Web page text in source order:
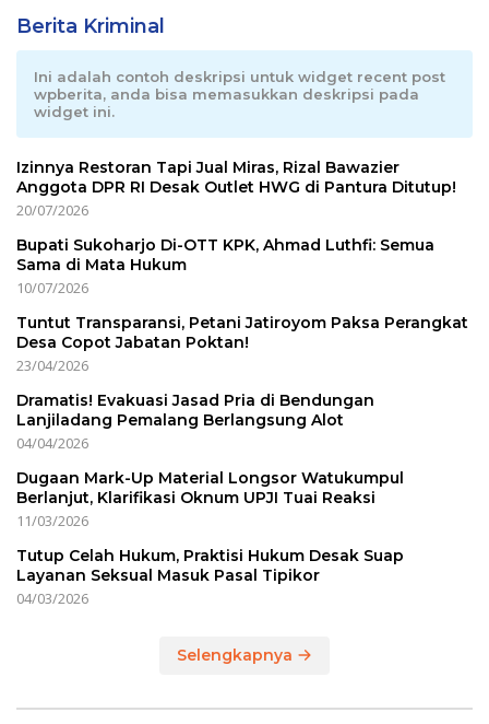
Berita Kriminal
Ini adalah contoh deskripsi untuk widget recent post
wpberita, anda bisa memasukkan deskripsi pada
widget ini.
Izinnya Restoran Tapi Jual Miras, Rizal Bawazier
Anggota DPR RI Desak Outlet HWG di Pantura Ditutup!
20/07/2026
Bupati Sukoharjo Di-OTT KPK, Ahmad Luthfi: Semua
Sama di Mata Hukum
10/07/2026
Tuntut Transparansi, Petani Jatiroyom Paksa Perangkat
Desa Copot Jabatan Poktan!
23/04/2026
Dramatis! Evakuasi Jasad Pria di Bendungan
Lanjiladang Pemalang Berlangsung Alot
04/04/2026
Dugaan Mark-Up Material Longsor Watukumpul
Berlanjut, Klarifikasi Oknum UPJI Tuai Reaksi
11/03/2026
Tutup Celah Hukum, Praktisi Hukum Desak Suap
Layanan Seksual Masuk Pasal Tipikor
04/03/2026
Selengkapnya